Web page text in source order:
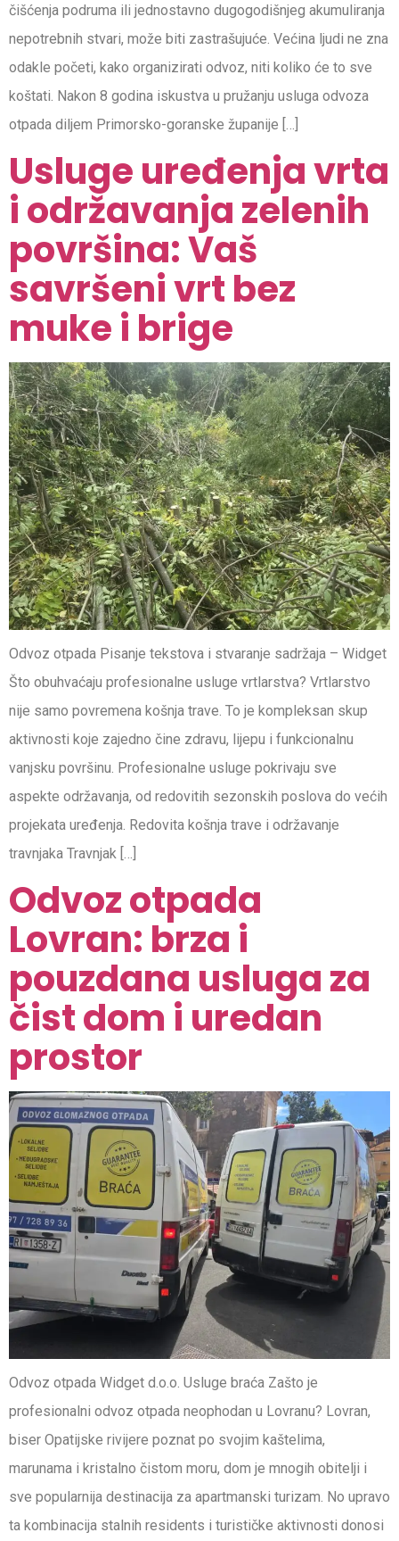
čišćenja podruma ili jednostavno dugogodišnjeg akumuliranja
nepotrebnih stvari, može biti zastrašujuće. Većina ljudi ne zna
odakle početi, kako organizirati odvoz, niti koliko će to sve
koštati. Nakon 8 godina iskustva u pružanju usluga odvoza
otpada diljem Primorsko-goranske županije […]
Usluge uređenja vrta
i održavanja zelenih
površina: Vaš
savršeni vrt bez
muke i brige
Odvoz otpada Pisanje tekstova i stvaranje sadržaja – Widget
Što obuhvaćaju profesionalne usluge vrtlarstva? Vrtlarstvo
nije samo povremena košnja trave. To je kompleksan skup
aktivnosti koje zajedno čine zdravu, lijepu i funkcionalnu
vanjsku površinu. Profesionalne usluge pokrivaju sve
aspekte održavanja, od redovitih sezonskih poslova do većih
projekata uređenja. Redovita košnja trave i održavanje
travnjaka Travnjak […]
Odvoz otpada
Lovran: brza i
pouzdana usluga za
čist dom i uredan
prostor
Odvoz otpada Widget d.o.o. Usluge braća Zašto je
profesionalni odvoz otpada neophodan u Lovranu? Lovran,
biser Opatijske rivijere poznat po svojim kaštelima,
marunama i kristalno čistom moru, dom je mnogih obitelji i
sve popularnija destinacija za apartmanski turizam. No upravo
ta kombinacija stalnih residents i turističke aktivnosti donosi